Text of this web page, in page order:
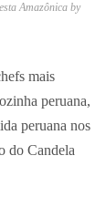
Amazônica by
mais
peruana,
peruana nos
do Candela